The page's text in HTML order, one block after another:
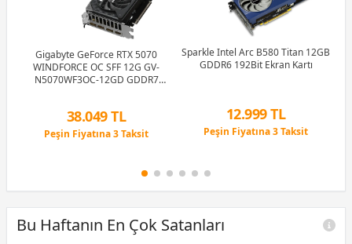
Gigabyte GeForce RTX 5070
WINDFORCE OC SFF 12G GV-
N5070WF3OC-12GD GDDR7
38.049 TL
Peşin Fiyatına 3 Taksit
Sparkle Intel Arc B580 Titan 12GB
GDDR6 192Bit Ekran Kartı
12.999 TL
Peşin Fiyatına 3 Taksit
Bu Haftanın En Çok Satanları